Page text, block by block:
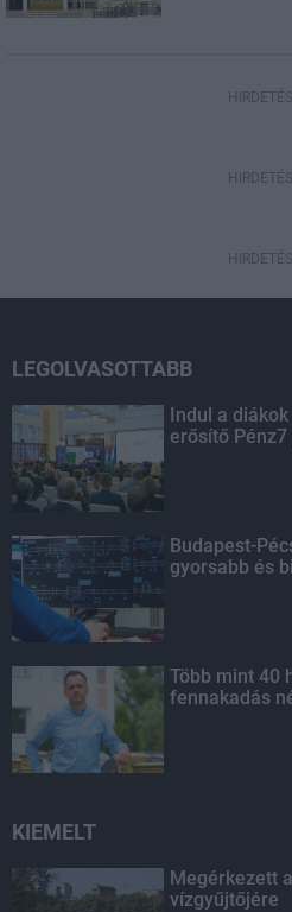
HIRDETÉS
HIRDETÉS
HIRDETÉS
LEGOLVASOTTABB
Indul a
erősítő
Budapest-
gyorsabb és
Több mint 40
fennakadás
KIEMELT
Megérkezett
vízgyűjtőjére